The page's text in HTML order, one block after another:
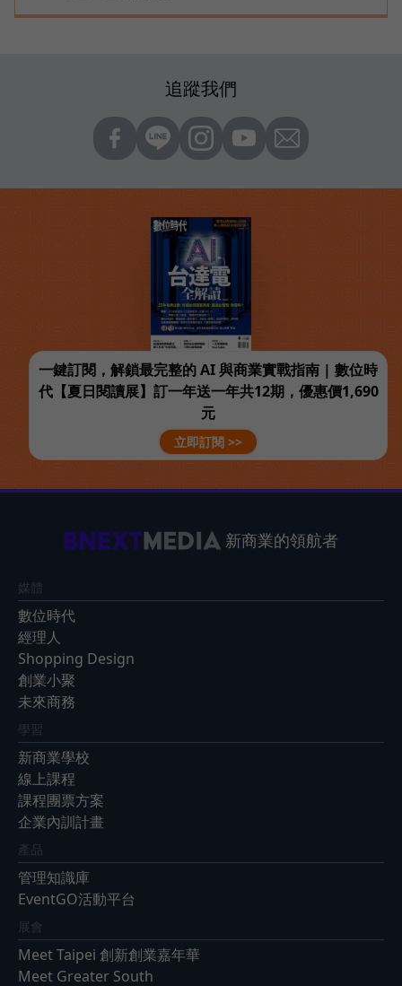
追蹤我們
一鍵訂閱，解鎖最完整的 AI 與商業實戰指南 | 數位時
代【夏日閱讀展】訂一年送一年共12期，優惠價1,690
元
立即訂閱 >>
新商業的領航者
媒體
數位時代
經理人
Shopping Design
創業小聚
未來商務
學習
新商業學校
線上課程
課程團票方案
企業內訓計畫
產品
管理知識庫
EventGO活動平台
展會
Meet Taipei 創新創業嘉年華
Meet Greater South